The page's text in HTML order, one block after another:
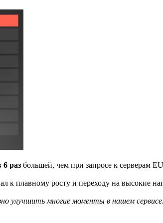
6 раз большей, чем при запросе к серверам
к плавному росту и переходу на высокие
улучшить многие моменты в нашем сервисе.